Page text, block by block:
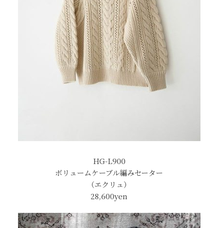
HG-L900
ボリュームケーブル編みセーター
（エクリュ）
28,600yen